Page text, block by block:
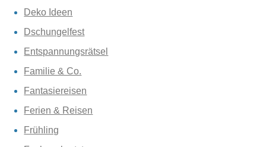
Deko Ideen
Dschungelfest
Entspannungsrätsel
Familie & Co.
Fantasiereisen
Ferien & Reisen
Frühling